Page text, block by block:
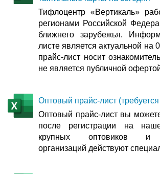
Тифлоцентр «Вертикаль»
регионами Российской
ближнего зарубежья.
листе является актуальной на
прайс-лист носит
не является публичной
Оптовый прайс-лист
Оптовый прайс-лист вы
после регистрации на
крупных оптовиков и
организаций действуют